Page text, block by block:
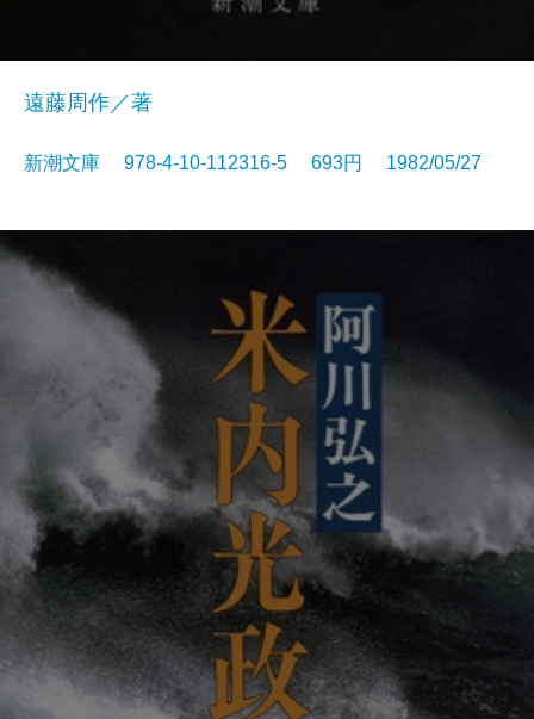
遠藤周作／著
新潮文庫 978-4-10-112316-5 693円 1982/05/27